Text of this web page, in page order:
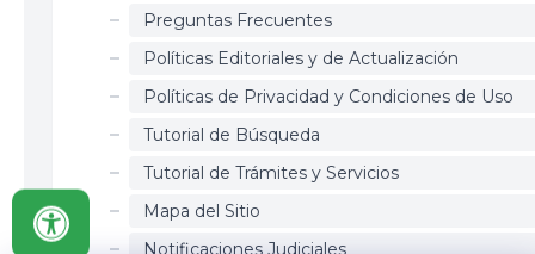
Preguntas Frecuentes
Políticas Editoriales y de Actualización
Políticas de Privacidad y Condiciones de Uso
Tutorial de Búsqueda
Tutorial de Trámites y Servicios
Mapa del Sitio
Notificaciones Judiciales